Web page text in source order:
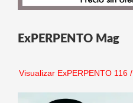
ExPERPENTO Mag
Visualizar ExPERPENTO 116/